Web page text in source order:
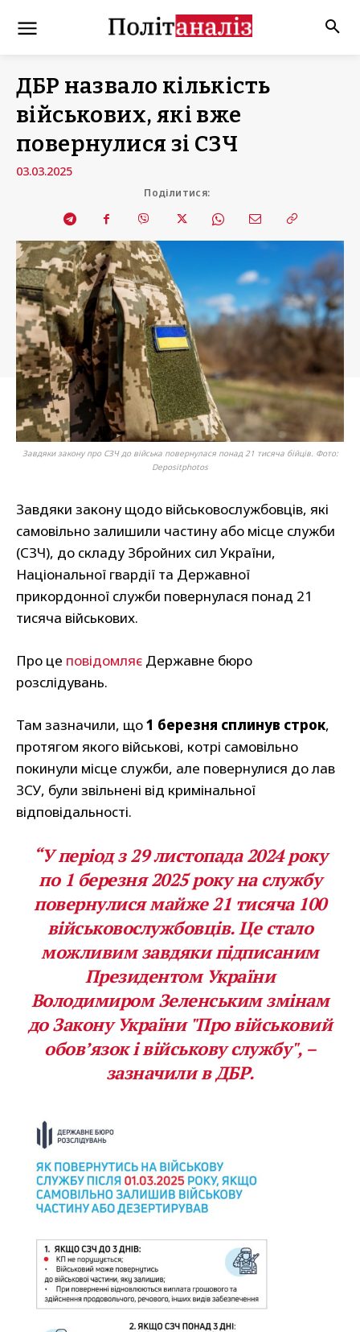
ДБР назвало кількість
військових, які вже
повернулися зі СЗЧ
03.03.2025
Поділитися:
Завдяки закону про СЗЧ до війська повернулася понад 21 тисяча бійців. Фото:
Depositphotos
Завдяки закону щодо військовослужбовців, які
самовільно залишили частину або місце служби
(СЗЧ), до складу Збройних сил України,
Національної гвардії та Державної
прикордонної служби повернулася понад 21
тисяча військових.
Про це повідомляє Державне бюро
розслідувань.
Там зазначили, що1 березня сплинув строк,
протягом якого військові, котрі самовільно
покинули місце служби, але повернулися до лав
ЗСУ, були звільнені від кримінальної
відповідальності.
“У період з 29 листопада 2024 року
по 1 березня 2025 року на службу
повернулися майже 21 тисяча 100
військовослужбовців.Це стало
можливим завдяки підписаним
Президентом України
Володимиром Зеленським змінам
до Закону України "Про військовий
обов’язок і військову службу", –
зазначили в ДБР.